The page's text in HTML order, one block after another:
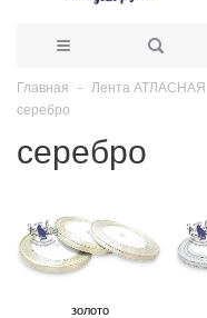
Главная Лента АТЛАСНАЯ
серебро
серебро
золото